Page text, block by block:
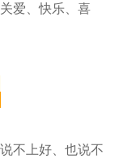
爱、快乐、喜
不上好、也说不